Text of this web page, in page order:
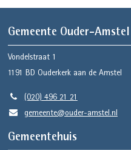
Gemeente Ouder-Amstel
Vondelstraat 1
1191 BD Ouderkerk aan de Amstel
(020) 496 21 21
gemeente@ouder-amstel.nl
Gemeentehuis